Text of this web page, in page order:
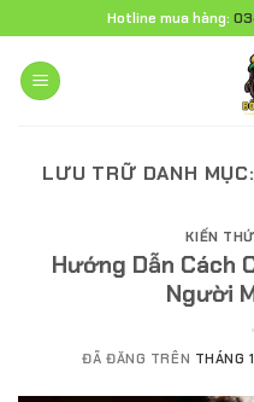
đến
nội
dung
Hotline mua hàng:
LƯU TRỮ DANH MỤC:
KIẾN
Hướng Dẫn Cách
Người
ĐÃ ĐĂNG TRÊN THÁNG